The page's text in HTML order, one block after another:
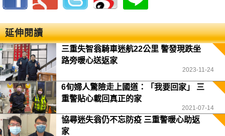
延伸閱讀
三重失智翁騎車迷航22公里 警發現跌坐
路旁暖心送返家
2023-11-24
6旬婦人驚險走上國道：「我要回家」 三
重警貼心載回真正的家
2021-07-14
協尋迷失翁仍不忘防疫 三重警暖心助返
家